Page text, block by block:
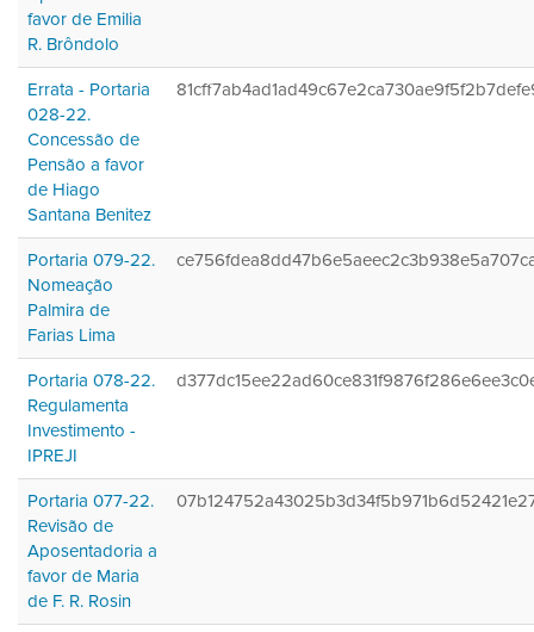
favor de Emilia
R. Brôndolo
Errata - Portaria
028-22.
Concessão de
Pensão a favor
de Hiago
Santana Benitez
Portaria 079-22.
Nomeação
Palmira de
Farias Lima
Portaria 078-22.
Regulamenta
Investimento -
IPREJI
Portaria 077-22.
Revisão de
Aposentadoria a
favor de Maria
de F. R. Rosin